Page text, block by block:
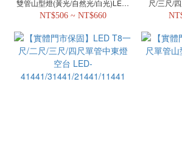
雙管山型燈(黃光/自然光/白光)LED-
4243/2243-T5
NT$506 ~ NT$660
尺/三尺/
T8BA1-
T8BA3-